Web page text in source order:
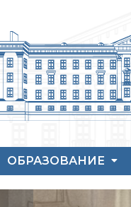
ОБРАЗОВАНИЕ